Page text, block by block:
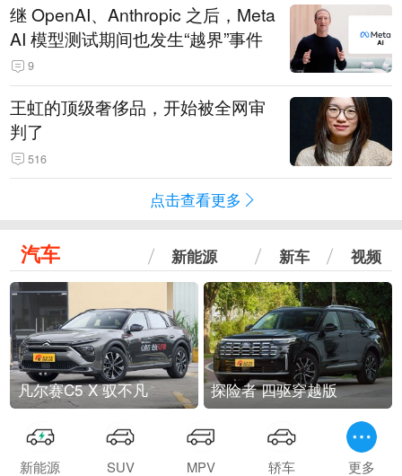
继 OpenAI、Anthropic 之后，Meta
AI 模型测试期间也发生“越界”事件
9
王虹的顶级奢侈品，开始被全网审
判了
516
点击查看更多
汽车 新能源 新车 视频
凡尔赛C5 X 驭不凡 探险者 四驱穿越版
新能源 SUV MPV 轿车 更多